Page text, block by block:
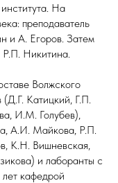
На
преподаватель
и А. Егоров. Затем
Никитина.
Волжского
Катицкий, Г.П.
И.М. Голубев),
А.И. Майкова, Р.П.
К.Н. Вишневская,
и лаборанты с
кафедрой